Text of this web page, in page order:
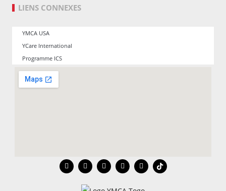
LIENS CONNEXES
YMCA USA
YCare International
Programme ICS